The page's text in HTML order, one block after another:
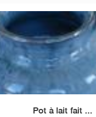
Pot à lait fait ...